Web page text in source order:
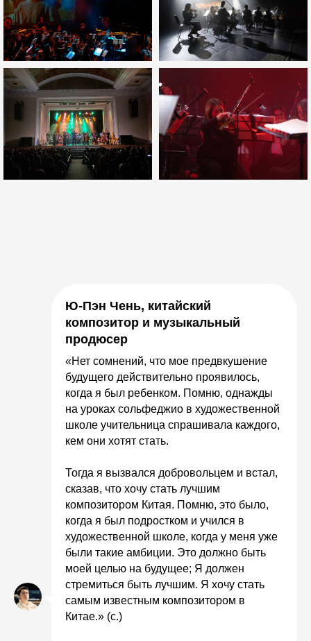
Ю-Пэн Чень, китайский
композитор и музыкальный
продюсер
«Нет сомнений, что мое предвкушение
будущего действительно проявилось,
когда я был ребенком. Помню, однажды
на уроках сольфеджио в художественной
школе учительница спрашивала каждого,
кем они хотят стать.
Тогда я вызвался добровольцем и встал,
сказав, что хочу стать лучшим
композитором Китая. Помню, это было,
когда я был подростком и учился в
художественной школе, когда у меня уже
были такие амбиции. Это должно быть
моей целью на будущее; Я должен
стремиться быть лучшим. Я хочу стать
самым известным композитором в
Китае.» (с.)